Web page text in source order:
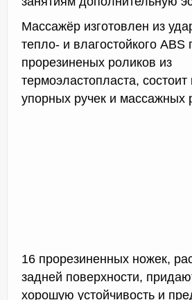
Массажёр изготовлен из
тепло- и влагостойкого ABS
прорезиненых роликов из
термоэластопласта,
упорных ручек и массажных
16 прорезиненных ножек,
задней поверхности,
хорошую устойчивость и